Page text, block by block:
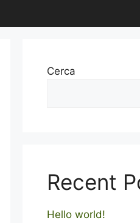
Cerca
Recent
Hello world!